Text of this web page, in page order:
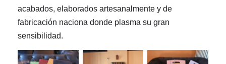
acabados, elaborados artesanalmente y de
fabricación naciona donde plasma su gran
sensibilidad.